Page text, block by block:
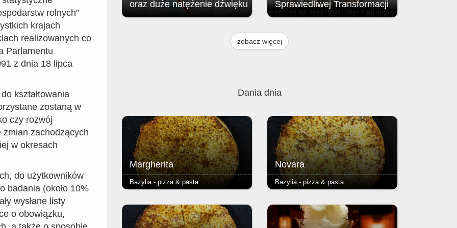
rolnych”
krajach
realizowanych co
Parlamentu
z dnia 18 lipca
kształtowania
zostaną w
czy rozwój
zachodzących
w okresach
do użytkowników
badania (około 10%
wysłane listy
o obowiązku,
oraz duże natężenie dźwięku
magistrat: w związku z organizacją
Soundystem Street Festival 2026, w
Sprawiedliwej Transformacji
na rzecz Sprawiedliwej Transformacji
(FST / JTF – Just Transition Fund;
zobacz więcej
Dania dnia
Margherita
puszyste lub razowe, grube lub cienkie
- dodatkowy ser 2,50 (mała 24cm),
4,00 (duża 40cm) Cena małej pizzy
Bazylia - pizza & pasta
Novara
każdej pizzy jest Margherita (sos
pomidorowy, ser i oregano) - ciasto
puszyste lub razowe, grube lub cienkie
Bazylia - pizza & pasta